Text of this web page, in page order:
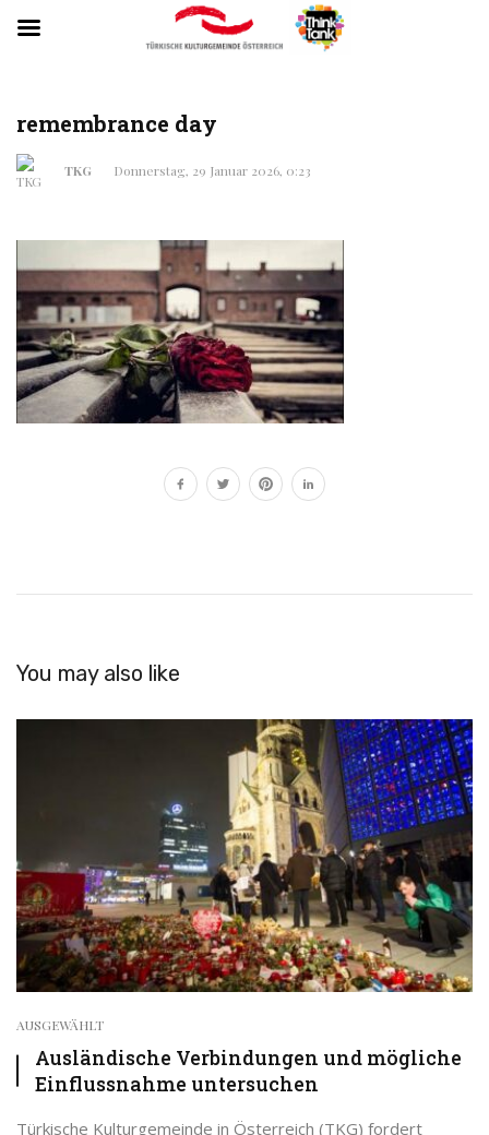
remembrance day
TKG Donnerstag, 29 Januar 2026, 0:23
You may also like
AUSGEWÄHLT
Ausländische Verbindungen und mögliche
Einflussnahme untersuchen
Türkische Kulturgemeinde in Österreich (TKG) fordert